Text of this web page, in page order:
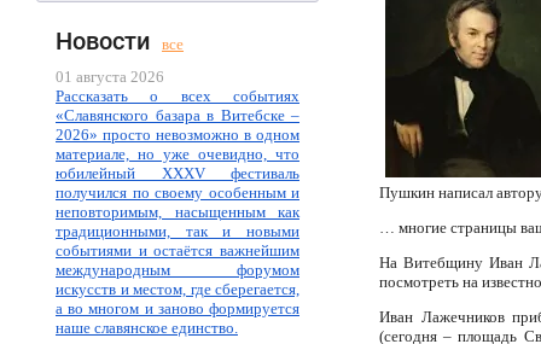
Новости
все
01 августа 2026
Рассказать о всех событиях
«Славянского базара в Витебске –
2026» просто невозможно в одном
материале, но уже очевидно, что
юбилейный XXXV фестиваль
получился по своему особенным и
неповторимым, насыщенным как
традиционными, так и новыми
событиями и остаётся важнейшим
международным форумом
искусств и местом, где сберегается,
а во многом и заново формируется
наше славянское единство.
Пушкин написал
… многие страницы
На Витебщину Иван
посмотреть на
Иван Лажечников
(сегодня – площадь